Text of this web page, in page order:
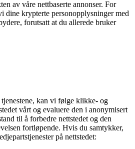
av våre nettbaserte annonser. For
dine krypterte personopplysninger med
forutsatt at du allerede bruker
kan vi følge klikke- og
vårt og evaluere den i anonymisert
til å forbedre nettstedet og den
fortløpende. Hvis du samtykker,
på nettstedet: